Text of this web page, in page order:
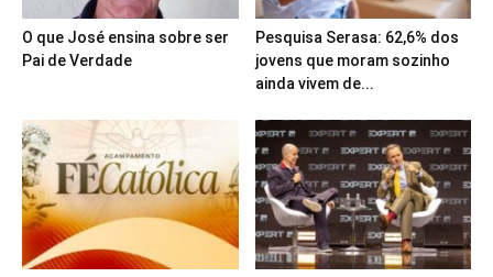
O que José ensina sobre ser
Pai de Verdade
Pesquisa Serasa: 62,6% dos
jovens que moram sozinho
ainda vivem de...